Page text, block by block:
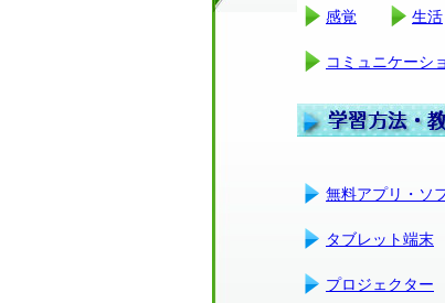
感覚
生活
コミュニケーシ
無料アプリ・ソ
タブレット端末
プロジェクター